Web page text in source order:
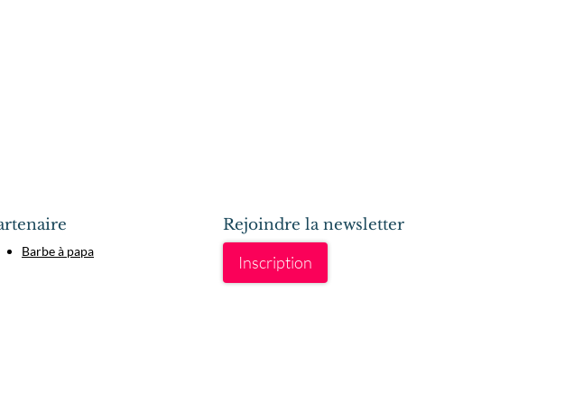
Barbe à papa
Rejoindre la newsletter
Inscription